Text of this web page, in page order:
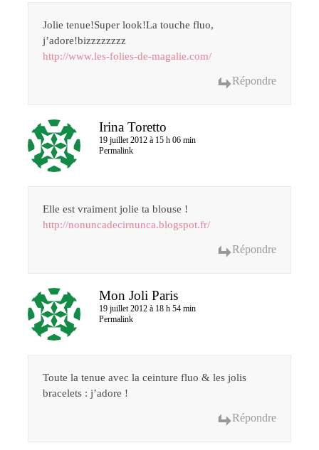
Jolie tenue!Super look!La touche fluo,
j’adore!bizzzzzzzz
http://www.les-folies-de-magalie.com/
Répondre
Irina Toretto
19 juillet 2012 à 15 h 06 min
Permalink
Elle est vraiment jolie ta blouse !
http://nonuncadecirnunca.blogspot.fr/
Répondre
Mon Joli Paris
19 juillet 2012 à 18 h 54 min
Permalink
Toute la tenue avec la ceinture fluo & les jolis
bracelets : j’adore !
Répondre